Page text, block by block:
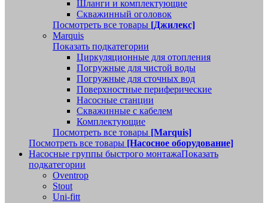
Шланги и комплектующие
Скважинный оголовок
Посмотреть все товары [Джилекс]
Marquis
Показать подкатегории
Циркуляционные для отопления
Погружные для чистой воды
Погружные для сточных вод
Поверхностные периферические
Насосные станции
Скважинные с кабелем
Комплектующие
Посмотреть все товары [Marquis]
Посмотреть все товары [Насосное оборудование]
Насосные группы быстрого монтажаПоказать
подкатегории
Oventrop
Stout
Uni-fitt